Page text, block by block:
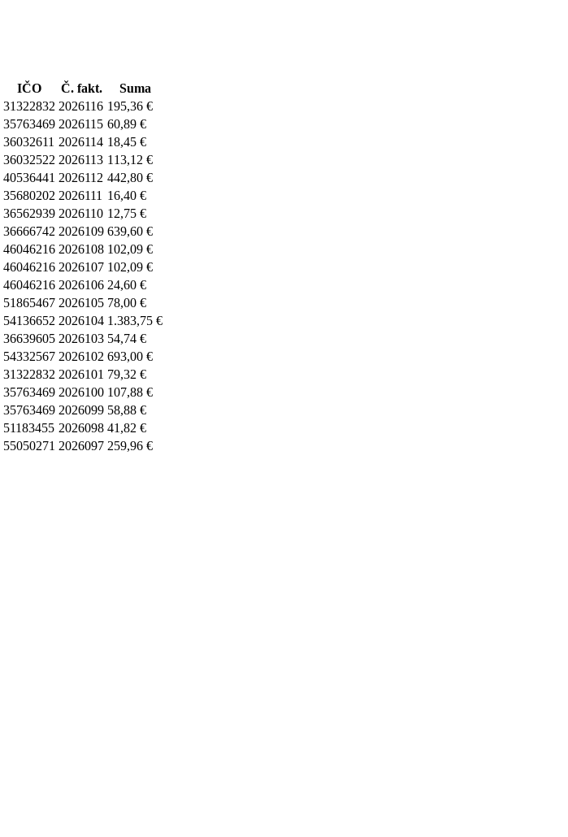
IČO Č. fakt.
Suma
31322832 2026116 195,36 €
35763469 2026115 60,89 €
36032611 2026114 18,45 €
36032522 2026113 113,12 €
40536441 2026112 442,80 €
35680202 2026111 16,40 €
36562939 2026110 12,75 €
36666742 2026109 639,60 €
46046216 2026108 102,09 €
46046216 2026107 102,09 €
46046216 2026106 24,60 €
51865467 2026105 78,00 €
54136652 2026104 1.383,75 €
36639605 2026103 54,74 €
54332567 2026102 693,00 €
31322832 2026101 79,32 €
35763469 2026100 107,88 €
35763469 2026099 58,88 €
51183455 2026098 41,82 €
55050271 2026097 259,96 €